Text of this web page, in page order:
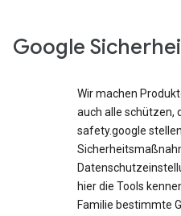
Google
Wir machen
auch alle schützen,
safety.google
hier die Tools
Familie bestimmte